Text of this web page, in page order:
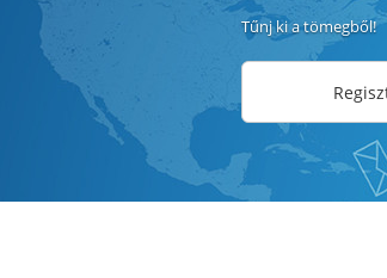
Tűnj ki a tömegből!